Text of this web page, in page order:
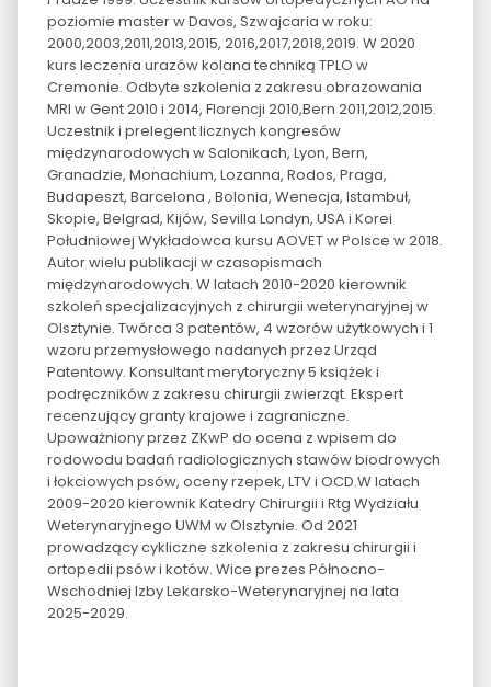
poziomie master w Davos, Szwajcaria w roku:
2000,2003,2011,2013,2015, 2016,2017,2018,2019. W 2020
kurs leczenia urazów kolana techniką TPLO w
Cremonie. Odbyte szkolenia z zakresu obrazowania
MRI w Gent 2010 i 2014, Florencji 2010,Bern 2011,2012,2015.
Uczestnik i prelegent licznych kongresów
międzynarodowych w Salonikach, Lyon, Bern,
Granadzie, Monachium, Lozanna, Rodos, Praga,
Budapeszt, Barcelona , Bolonia, Wenecja, Istambuł,
Skopie, Belgrad, Kijów, Sevilla Londyn, USA i Korei
Południowej Wykładowca kursu AOVET w Polsce w 2018.
Autor wielu publikacji w czasopismach
międzynarodowych. W latach 2010-2020 kierownik
szkoleń specjalizacyjnych z chirurgii weterynaryjnej w
Olsztynie. Twórca 3 patentów, 4 wzorów użytkowych i 1
wzoru przemysłowego nadanych przez Urząd
Patentowy. Konsultant merytoryczny 5 książek i
podręczników z zakresu chirurgii zwierząt. Ekspert
recenzujący granty krajowe i zagraniczne.
Upoważniony przez ZKwP do ocena z wpisem do
rodowodu badań radiologicznych stawów biodrowych
i łokciowych psów, oceny rzepek, LTV i OCD.W latach
2009-2020 kierownik Katedry Chirurgii i Rtg Wydziału
Weterynaryjnego UWM w Olsztynie. Od 2021
prowadzący cykliczne szkolenia z zakresu chirurgii i
ortopedii psów i kotów. Wice prezes Północno-
Wschodniej Izby Lekarsko-Weterynaryjnej na lata
2025-2029.